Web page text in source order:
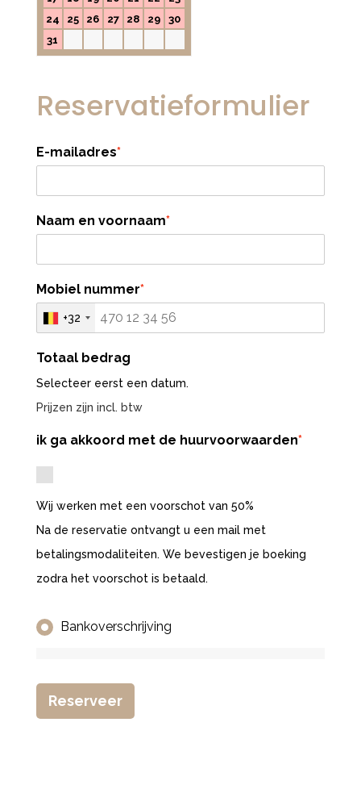
24
25 26 27 28 29
30
31
Reservatieformulier
E-mailadres*
Naam en voornaam*
Mobiel nummer*
+32
Totaal bedrag
Selecteer eerst een datum.
Prijzen zijn incl. btw
ik ga akkoord met de huurvoorwaarden*
Wij werken met een voorschot van 50%
Na de reservatie ontvangt u een mail met
betalingsmodaliteiten. We bevestigen je boeking
zodra het voorschot is betaald.
Bankoverschrijving
Reserveer